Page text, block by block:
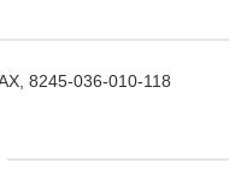
8245-036-010-118